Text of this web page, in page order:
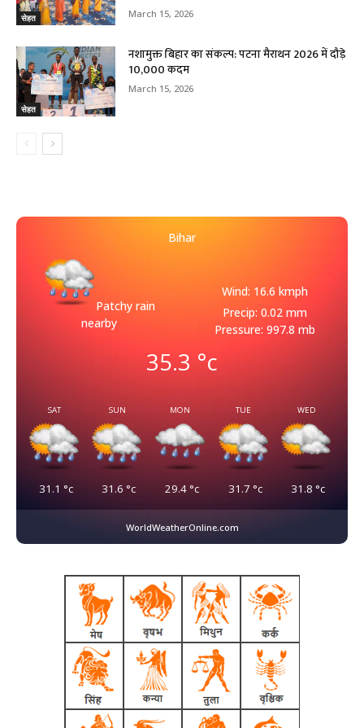
सेहत March 15, 2026
सेहत
नशामुक्त बिहार का संकल्प: पटना मैराथन 2026 में दौड़े
10,000 कदम
March 15, 2026
Bihar
Patchy rain
nearby
Wind: 16.6 kmph
Precip: 0.02 mm
Pressure: 997.8 mb
35.3 °c
SAT
31.1 °c
SUN
31.6 °c
MON
29.4°c
TUE
31.7 °c
WED
31.8 °c
WorldWeatherOnline.com